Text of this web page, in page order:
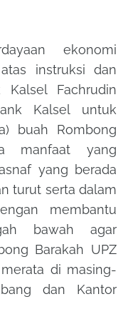
ekonomi
instruksi dan
Kalsel Fachrudin
Kalsel untuk
buah Rombong
manfaat yang
yang berada
turut serta dalam
membantu
bawah agar
Barakah UPZ
di masing-
dan Kantor